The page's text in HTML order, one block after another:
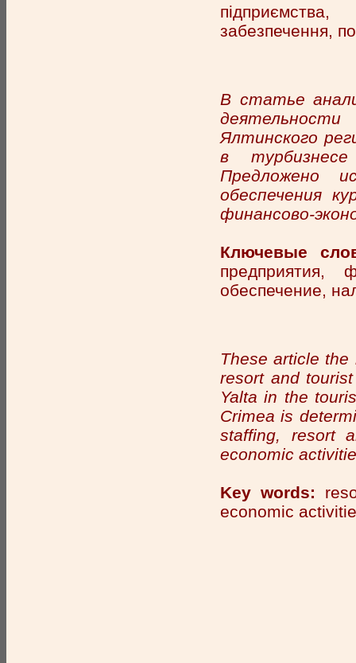
забезпечення,
В статье
Ялтинского
в
Предложено
обеспечения
финансово-
Ключевые
предприятия,
обеспечение,
These article
resort and
Yalta in the
Crimea is
staffing, resort
economic
Key words:
economic